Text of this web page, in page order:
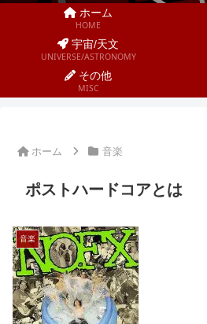
ホーム
HOME
宇宙/天文
UNIVERSE/ASTRONOMY
その他
MISC
ホーム 音楽
ポストハードコアとは
音楽